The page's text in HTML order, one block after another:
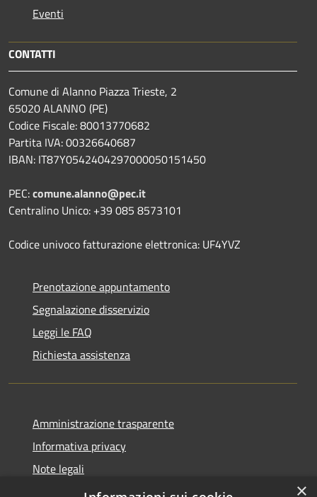
Eventi
CONTATTI
Comune di Alanno Piazza Trieste, 2
65020 ALANNO (PE)
Codice Fiscale: 80013770682
Partita IVA: 00326640687
IBAN: IT87Y0542404297000050151450
PEC:comune.alanno@pec.it
Centralino Unico: +39 085 8573101
Codice univoco fatturazione elettronica: UF4YVZ
Prenotazione appuntamento
Segnalazione disservizio
Leggi le FAQ
Richiesta assistenza
Amministrazione trasparente
Informativa privacy
Note legali
Dichiarazione di accessibilità
×